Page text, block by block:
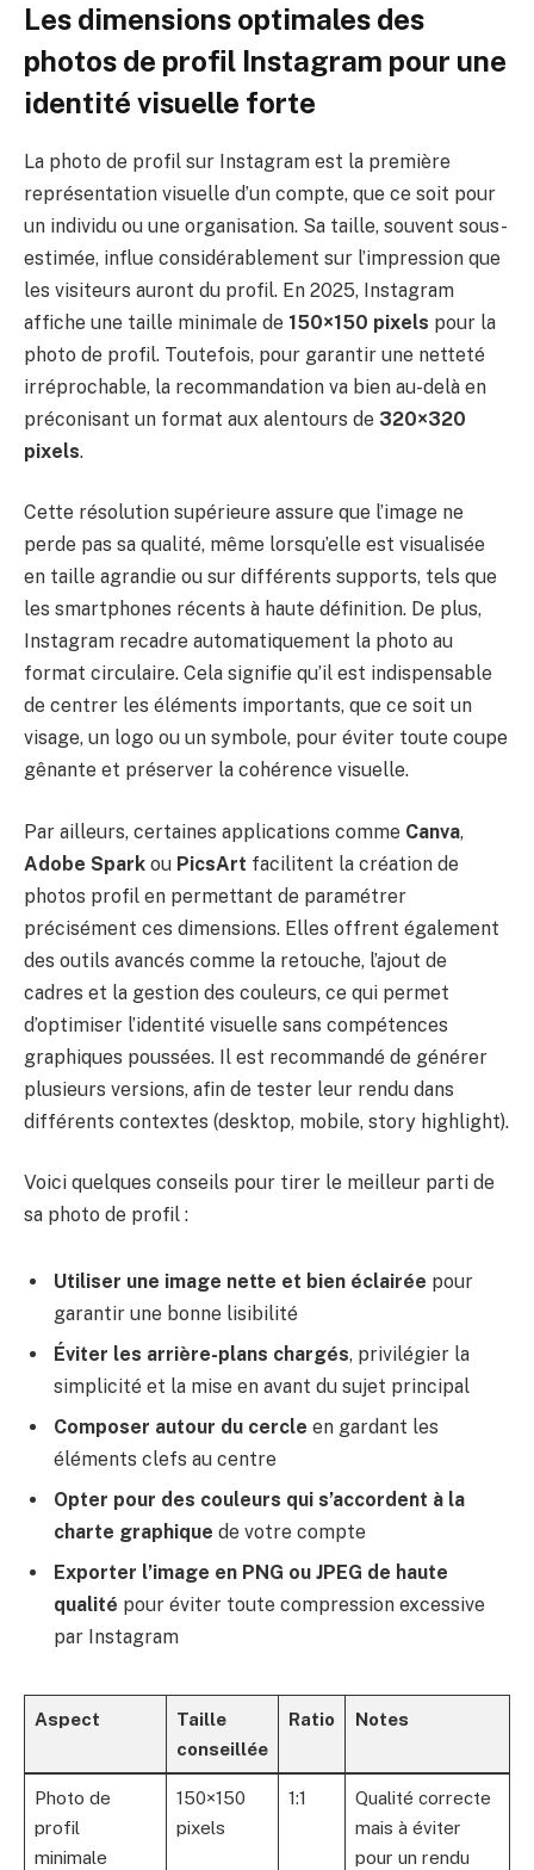
Les dimensions optimales des
photos de profil Instagram pour une
identité visuelle forte
La photo de profil sur Instagram est la première
représentation visuelle d’un compte, que ce soit pour
un individu ou une organisation. Sa taille, souvent sous-
estimée, influe considérablement sur l’impression que
les visiteurs auront du profil. En 2025, Instagram
affiche une taille minimale de 150×150 pixels pour la
photo de profil. Toutefois, pour garantir une netteté
irréprochable, la recommandation va bien au-delà en
préconisant un format aux alentours de 320×320
pixels.
Cette résolution supérieure assure que l’image ne
perde pas sa qualité, même lorsqu’elle est visualisée
en taille agrandie ou sur différents supports, tels que
les smartphones récents à haute définition. De plus,
Instagram recadre automatiquement la photo au
format circulaire. Cela signifie qu’il est indispensable
de centrer les éléments importants, que ce soit un
visage, un logo ou un symbole, pour éviter toute coupe
gênante et préserver la cohérence visuelle.
Par ailleurs, certaines applications comme Canva,
Adobe Spark ou PicsArt facilitent la création de
photos profil en permettant de paramétrer
précisément ces dimensions. Elles offrent également
des outils avancés comme la retouche, l’ajout de
cadres et la gestion des couleurs, ce qui permet
d’optimiser l’identité visuelle sans compétences
graphiques poussées. Il est recommandé de générer
plusieurs versions, afin de tester leur rendu dans
différents contextes (desktop, mobile, story highlight).
Voici quelques conseils pour tirer le meilleur parti de
sa photo de profil :
Utiliser une image nette et bien éclairée pour
garantir une bonne lisibilité
Éviter les arrière-plans chargés, privilégier la
simplicité et la mise en avant du sujet principal
Composer autour du cercle en gardant les
éléments clefs au centre
Opter pour des couleurs qui s’accordent à la
charte graphique de votre compte
Exporter l’image en PNG ou JPEG de haute
qualité pour éviter toute compression excessive
par Instagram
Aspect
Taille
conseillée
Ratio Notes
Photo de
profil
minimale
150×150
pixels
1:1
Qualité correcte
mais à éviter
pour un rendu